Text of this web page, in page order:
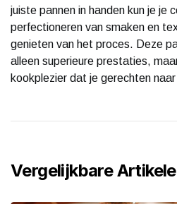
juiste pannen in handen kun je je
perfectioneren van smaken en
genieten van het proces. Deze
alleen superieure prestaties,
kookplezier dat je gerechten
Vergelijkbare